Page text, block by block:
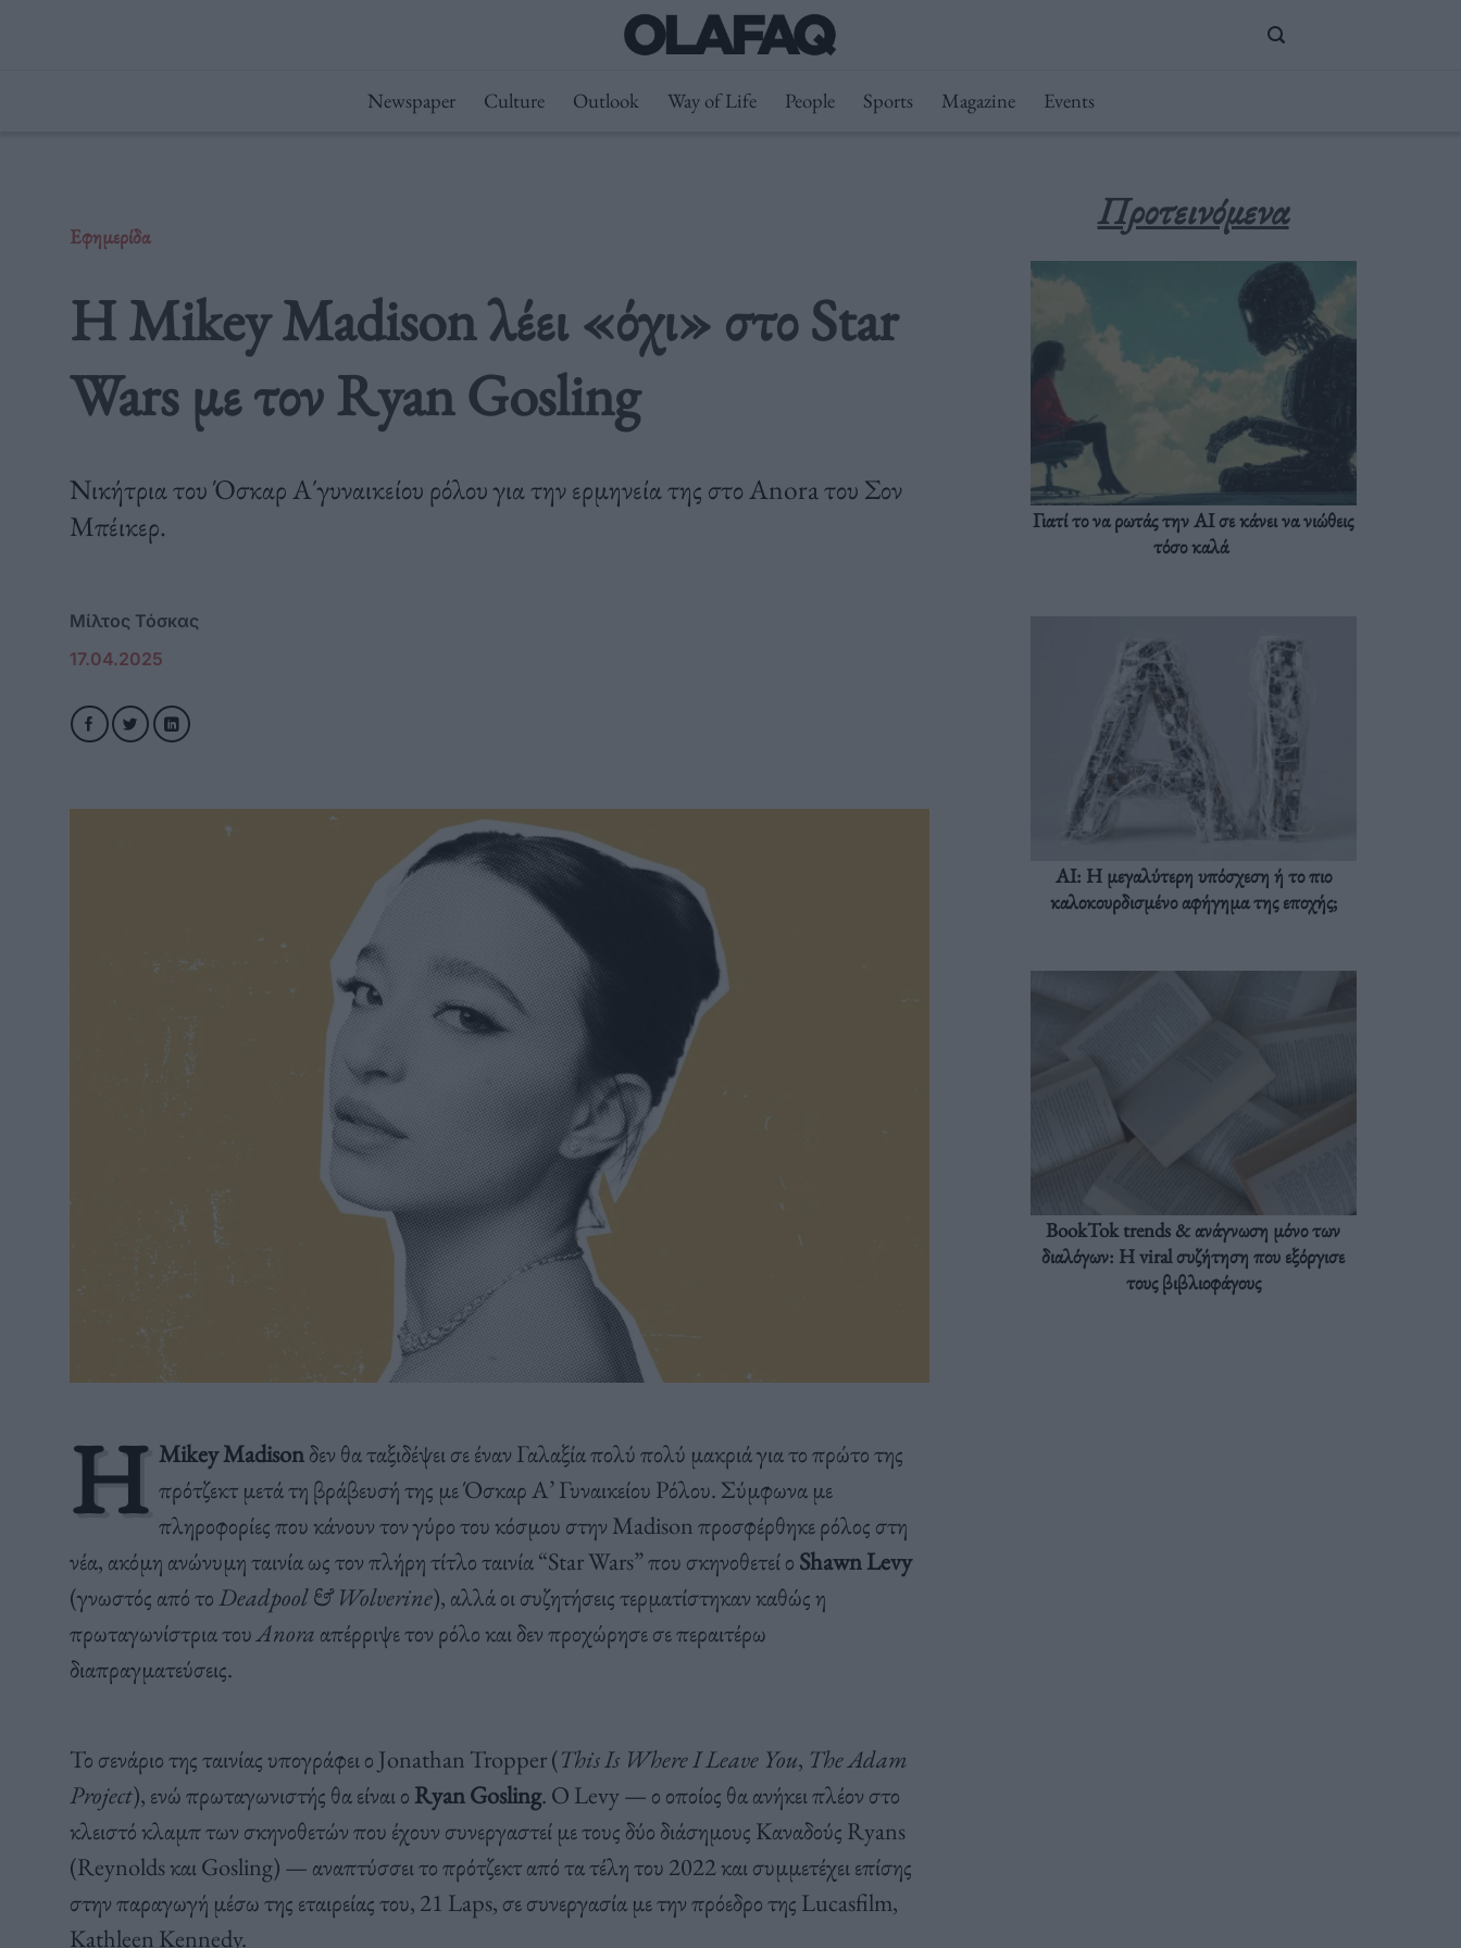
Newspaper Culture Outlook Way of Life People Sports Magazine Events
Εφημερίδα
Η Mikey Madison λέει «όχι» στο Star
Wars με τον Ryan Gosling
Νικήτρια του Όσκαρ Α΄γυναικείου ρόλου για την ερμηνεία της στο Anora του Σον
Μπέικερ.
Μίλτος Τόσκας
17.04.2025
Η Mikey Madisonδεν θα ταξιδέψει σε έναν Γαλαξία πολύ πολύ μακριά για το πρώτο της
πρότζεκτ μετά τη βράβευσή της με Όσκαρ Α’ Γυναικείου Ρόλου. Σύμφωνα με
πληροφορίες που κάνουν τον γύρο του κόσμου στην Madison προσφέρθηκε ρόλος στη
νέα, ακόμη ανώνυμη ταινία ως τον πλήρη τίτλο ταινία “Star Wars” που σκηνοθετεί ο Shawn Levy
(γνωστός από τοDeadpool & Wolverine), αλλά οι συζητήσεις τερματίστηκαν καθώς η
πρωταγωνίστρια τουAnora απέρριψε τον ρόλο και δεν προχώρησε σε περαιτέρω
διαπραγματεύσεις.
Το σενάριο της ταινίας υπογράφει ο Jonathan Tropper (This Is Where I Leave You, The Adam
Project), ενώ πρωταγωνιστής θα είναι οRyan Gosling. Ο Levy — ο οποίος θα ανήκει πλέον στο
κλειστό κλαμπ των σκηνοθετών που έχουν συνεργαστεί με τους δύο διάσημους Καναδούς Ryans
(Reynolds και Gosling) — αναπτύσσει το πρότζεκτ από τα τέλη του 2022 και συμμετέχει επίσης
στην παραγωγή μέσω της εταιρείας του, 21 Laps, σε συνεργασία με την πρόεδρο της Lucasfilm,
Kathleen Kennedy.
Προτεινόμενα
Γιατί το να ρωτάς την AI σε κάνει να νιώθεις
τόσο καλά
AI: Η μεγαλύτερη υπόσχεση ή το πιο
καλοκουρδισμένο αφήγημα της εποχής;
BookTok trends & ανάγνωση μόνο των
διαλόγων: Η viral συζήτηση που εξόργισε
τους βιβλιοφάγους